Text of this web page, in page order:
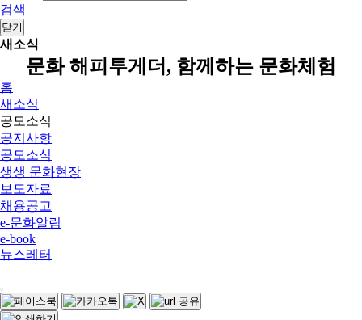
검색
닫기
새소식
문화 해피투게더, 함께하는 문화체험
홈
새소식
공모소식
공지사항
공모소식
생생 문화현장
보도자료
채용공고
e-문화알림
e-book
뉴스레터